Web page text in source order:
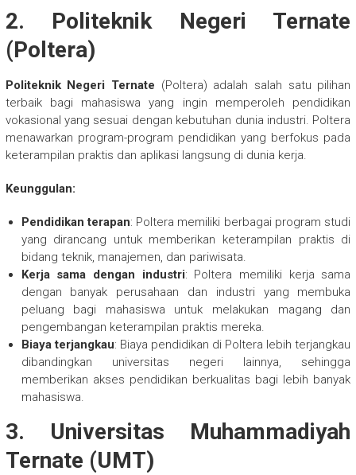
2. Politeknik Negeri Ternate
(Poltera)
Politeknik Negeri Ternate (Poltera) adalah salah satu pilihan
terbaik bagi mahasiswa yang ingin memperoleh pendidikan
vokasional yang sesuai dengan kebutuhan dunia industri. Poltera
menawarkan program-program pendidikan yang berfokus pada
keterampilan praktis dan aplikasi langsung di dunia kerja.
Keunggulan:
Pendidikan terapan: Poltera memiliki berbagai program studi
yang dirancang untuk memberikan keterampilan praktis di
bidang teknik, manajemen, dan pariwisata.
Kerja sama dengan industri: Poltera memiliki kerja sama
dengan banyak perusahaan dan industri yang membuka
peluang bagi mahasiswa untuk melakukan magang dan
pengembangan keterampilan praktis mereka.
Biaya terjangkau: Biaya pendidikan di Poltera lebih terjangkau
dibandingkan universitas negeri lainnya, sehingga
memberikan akses pendidikan berkualitas bagi lebih banyak
mahasiswa.
3. Universitas Muhammadiyah
Ternate (UMT)